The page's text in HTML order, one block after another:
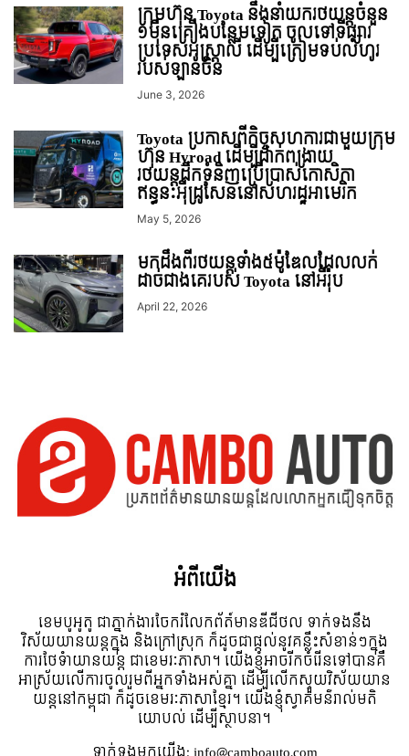
ក្រុមហ៊ុន Toyota នឹងនាំយករថយន្តចំនួន
១មុឺនគ្រឿងបន្ថែមទៀត ចូលទៅទីផ្សារ
ប្រទេសអូស្ត្រាលី ដើម្បីត្រៀមទប់លំហូរ
របស់ឡានចិន
June 3, 2026
Toyota ប្រកាសពីកិច្ចសហការជាមួយក្រុម
ហ៊ុន Hyroad ដើម្បីដាក់ពង្រាយ
រថយន្តដឹកទំនិញប្រើប្រាស់កោសិកា
ឥន្ធនៈអុីដ្រូសែននៅសហរដ្ឋអាមេរិក
May 5, 2026
មកដឹងពីរថយន្តទាំង៥ម៉ូឌែលដែលលក់
ដាច់ជាងគេរបស់ Toyota នៅអឺរ៉ុប
April 22, 2026
អំពី​យើង
ខេមបូអូតូ ជាភ្នាក់ងារចែករំលែកព័ត៍មានឌីជីថល ទាក់ទងនឹង
វិស័យយានយន្តក្នុង និងក្រៅស្រុក ក៏ដូចជាផ្តល់នូវគន្លឹះសំខាន់ៗក្នុង
ការថែទំាយានយន្ត ជាខេមរៈភាសា។ យើងខ្ញុំអាចរីកចំរើនទៅបានគឺ
អាស្រ័យលើការចូលរួមពីអ្នកទាំងអស់គ្នា ដើម្បីលើកស្ទួយវិស័យយាន
យន្តនៅកម្ពុជា ក៏ដូចខេមរៈភាសាខ្មែរ។ យើងខ្ញុំស្វាគមន៌រាល់មតិ
យោបល់ ដើម្បីស្ថាបនា។